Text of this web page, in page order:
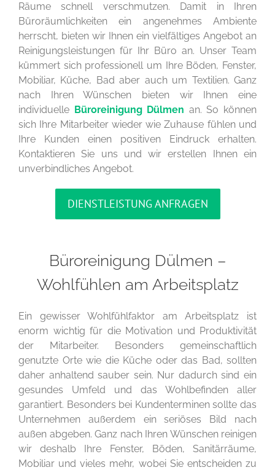
Räume schnell verschmutzen. Damit in Ihren
Büroräumlichkeiten ein angenehmes Ambiente
herrscht, bieten wir Ihnen ein vielfältiges Angebot an
Reinigungsleistungen für Ihr Büro an. Unser Team
kümmert sich professionell um Ihre Böden, Fenster,
Mobiliar, Küche, Bad aber auch um Textilien. Ganz
nach Ihren Wünschen bieten wir Ihnen eine
individuelle Büroreinigung Dülmen an. So können
sich Ihre Mitarbeiter wieder wie Zuhause fühlen und
Ihre Kunden einen positiven Eindruck erhalten.
Kontaktieren Sie uns und wir erstellen Ihnen ein
unverbindliches Angebot.
DIENSTLEISTUNG ANFRAGEN
Büroreinigung Dülmen –
Wohlfühlen am Arbeitsplatz
Ein gewisser Wohlfühlfaktor am Arbeitsplatz ist
enorm wichtig für die Motivation und Produktivität
der Mitarbeiter. Besonders gemeinschaftlich
genutzte Orte wie die Küche oder das Bad, sollten
daher anhaltend sauber sein. Nur dadurch sind ein
gesundes Umfeld und das Wohlbefinden aller
garantiert. Besonders bei Kundenterminen sollte das
Unternehmen außerdem ein seriöses Bild nach
außen abgeben. Ganz nach Ihren Wünschen reinigen
wir deshalb Ihre Fenster, Böden, Sanitärräume,
Mobiliar und vieles mehr, wobei Sie entscheiden zu